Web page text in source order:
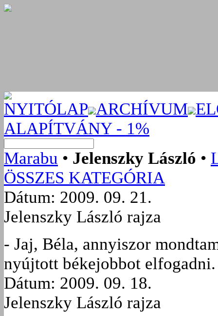
NYITÓLAP ARCHÍVUM
ALAPÍTVÁNY - 1%
Marabu • Jelenszky László •
ÖSSZES KATEGÓRIA
Dátum: 2009. 09. 21.
Jelenszky László rajza
- Jaj, Béla, annyiszor
nyújtott békejobbot elfogadni.
Dátum: 2009. 09. 18.
Jelenszky László rajza